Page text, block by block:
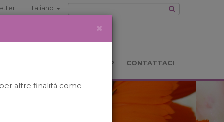
Italiano
BOOKSHOP CONTATTACI
×
altre finalità come